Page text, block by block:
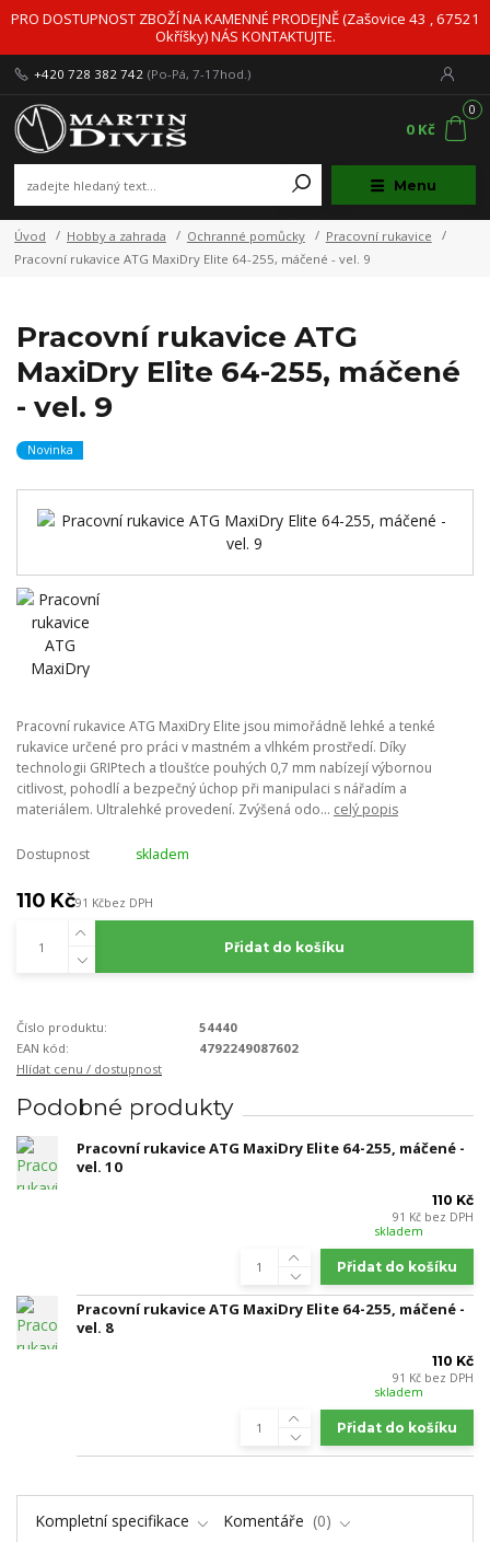
PRO DOSTUPNOST ZBOŽÍ NA KAMENNÉ PRODEJNĚ (Zašovice 43 , 67521
Okříšky) NÁS KONTAKTUJTE.
Menu
+420 728 382 742 (Po-Pá, 7-17hod.)
0
0 Kč
Úvod Hobby a zahrada Ochranné pomůcky
Pracovní rukavice
Pracovní rukavice ATG MaxiDry Elite 64-255, máčené - vel. 9
Pracovní rukavice ATG
MaxiDry Elite 64-255, máčené
- vel. 9
Novinka
Pracovní rukavice ATG MaxiDry Elite jsou mimořádně lehké a tenké
rukavice určené pro práci v mastném a vlhkém prostředí. Díky
technologii GRIPtech a tloušťce pouhých 0,7 mm nabízejí výbornou
citlivost, pohodlí a bezpečný úchop při manipulaci s nářadím a
materiálem. Ultralehké provedení. Zvýšená odo... celý popis
Dostupnost skladem
110 Kč91 Kčbez DPH
Přidat do košíku
Číslo produktu:
54440
EAN kód:
4792249087602
Hlídat cenu / dostupnost
Podobné produkty
Pracovní rukavice ATG MaxiDry Elite 64-255, máčené -
vel. 10
110 Kč
91 Kč bez DPH
skladem
Přidat do košíku
Pracovní rukavice ATG MaxiDry Elite 64-255, máčené -
vel. 8
110 Kč
91 Kč bez DPH
skladem
Přidat do košíku
Kompletní specifikace Komentáře
0